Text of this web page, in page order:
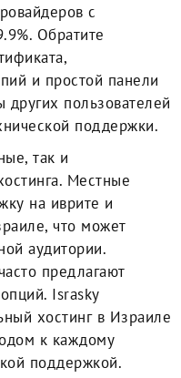
с
Обратите
и простой панели
пользователей
поддержки.
так и
Местные
на иврите и
что может
аудитории.
предлагают
Israsky
хостинг в Израиле
к каждому
поддержкой.